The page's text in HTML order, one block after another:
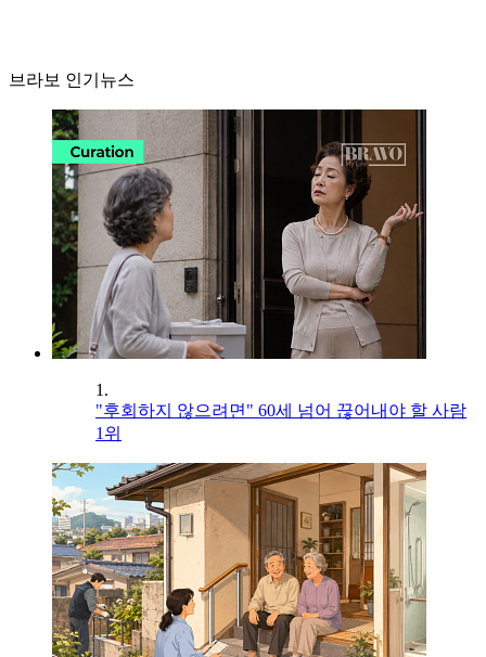
브라보 인기뉴스
1.
"후회하지 않으려면" 60세 넘어 끊어내야 할 사람
1위